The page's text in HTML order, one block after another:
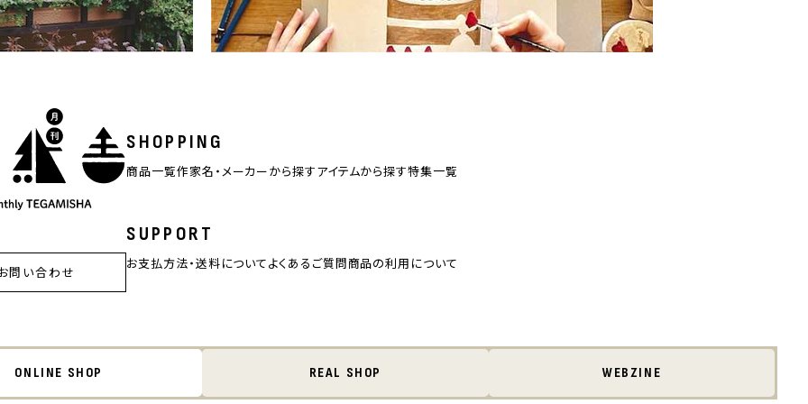
SHOPPING
商品一覧作家名・メーカーから探すアイテムから探す特集一覧
SUPPORT
お支払方法・送料についてよくあるご質問商品の利用について
問い合わせ
ONLINE SHOP REAL SHOP WEBZINE